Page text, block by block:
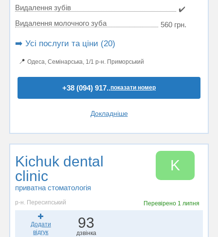
Видалення зубів
✔️
Видалення молочного зуба
560 грн.
➡️ Усі послуги та ціни (20)
📍 Одеса, Семінарська, 1/1 р-н. Приморський
+38 (094) 917..показати номер
Докладніше
Kichuk dental
clinic
приватна стоматологія
K
р-н. Пересипський Перевірено 1 липня
Додати
відгук
93
дзвінка